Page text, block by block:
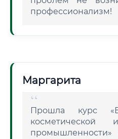
профессионализм!
Маргарита
Прошла курс
косметической